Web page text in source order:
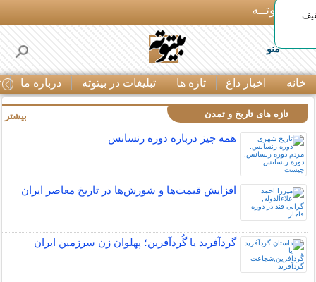
بـیتوتــه
منو
خانه اخبار داغ تازه ها تبلیغات در بیتوته درباره ما
50% تخفیف
تازه های تاریخ و تمدن
همه چیز درباره دوره رنسانس
افزایش قیمت‌ها و شورش‌ها در تاریخ معاصر ایران
گردآفرید یا گُردآفرین؛ پهلوان زن سرزمین ایران
بیشتر